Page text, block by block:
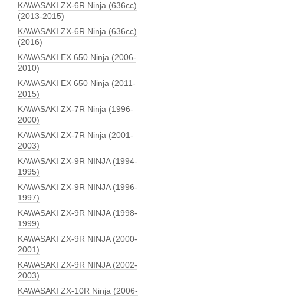
KAWASAKI ZX-6R Ninja (636сс)
(2013-2015)
KAWASAKI ZX-6R Ninja (636сс)
(2016)
KAWASAKI EX 650 Ninja (2006-
2010)
KAWASAKI EX 650 Ninja (2011-
2015)
KAWASAKI ZX-7R Ninja (1996-
2000)
KAWASAKI ZX-7R Ninja (2001-
2003)
KAWASAKI ZX-9R NINJA (1994-
1995)
KAWASAKI ZX-9R NINJA (1996-
1997)
KAWASAKI ZX-9R NINJA (1998-
1999)
KAWASAKI ZX-9R NINJA (2000-
2001)
KAWASAKI ZX-9R NINJA (2002-
2003)
KAWASAKI ZX-10R Ninja (2006-